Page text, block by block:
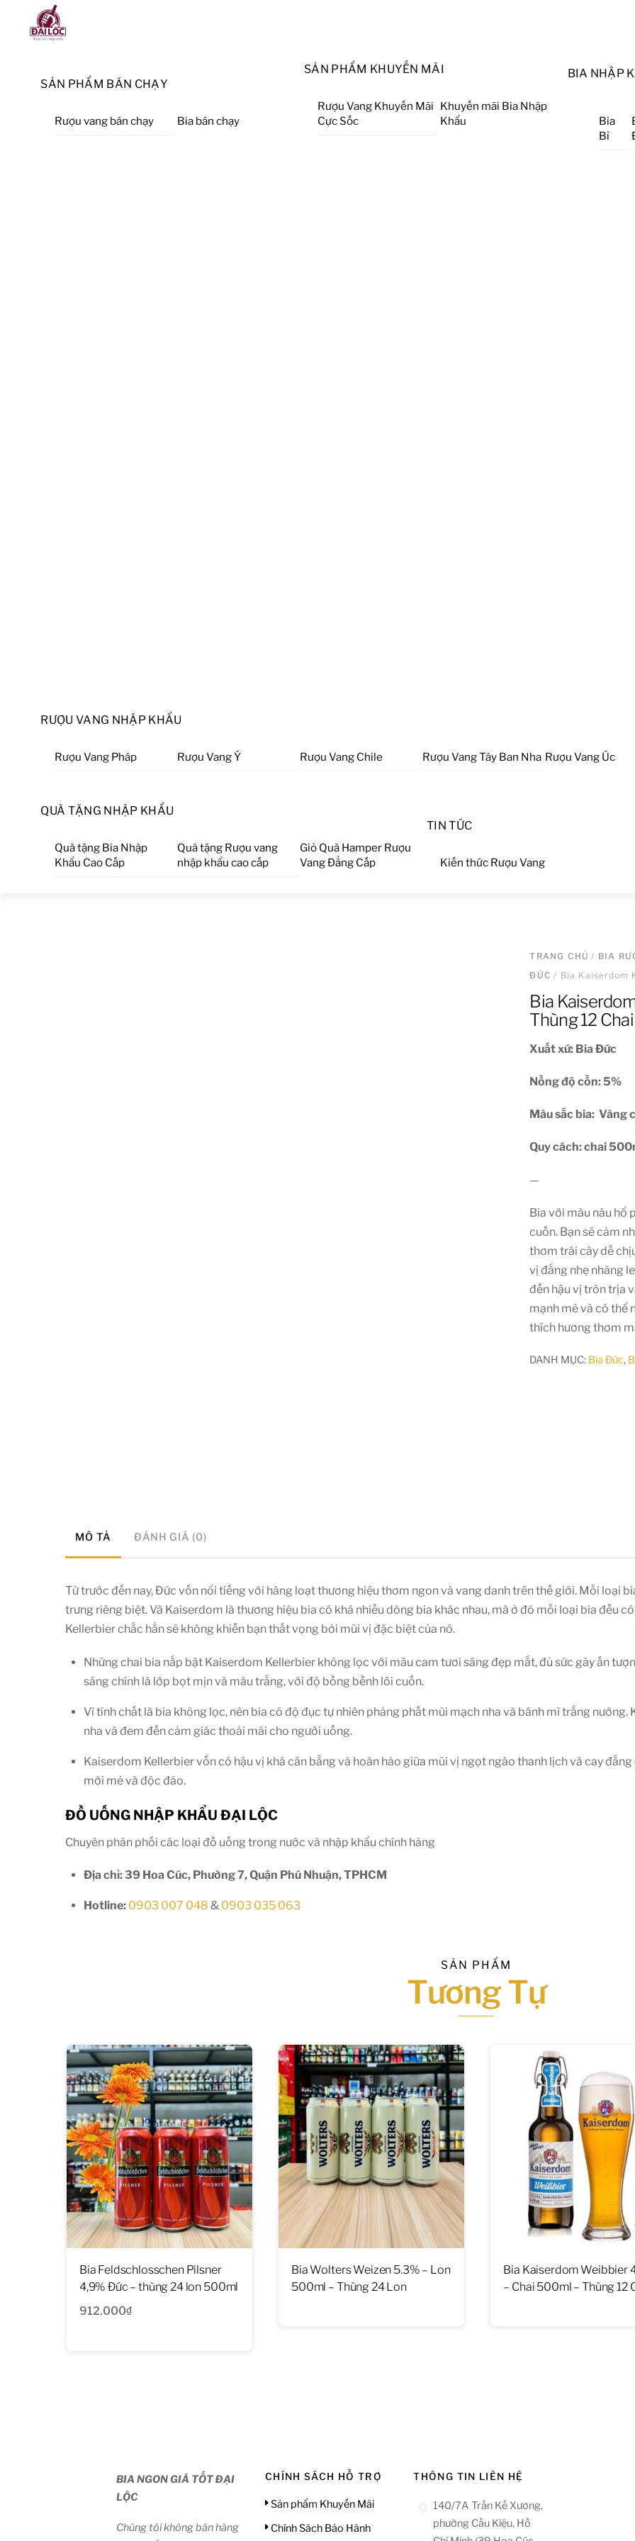
Menu
SẢN PHẨM BÁN CHẠY
Rượu vang bán chạy Bia bán chạy
SẢN PHẨM KHUYẾN MÃI
Rượu Vang Khuyến Mãi
Cực Sốc
Khuyến mãi Bia Nhập
Khẩu
BIA NHẬP
Bia
Bỉ
RƯỢU VANG NHẬP KHẨU
Rượu Vang Pháp Rượu Vang Ý Rượu Vang Chile Rượu Vang Tây Ban Nha Rượu Vang Úc
QUÀ TẶNG NHẬP KHẨU
Quà tặng Bia Nhập
Khẩu Cao Cấp
Quà tặng Rượu vang
nhập khẩu cao cấp
Giỏ Quà Hamper Rượu
Vang Đẳng Cấp
TIN TỨC
Kiến thức Rượu Vang
TRANG CHỦ / BIA
ĐỨC / Bia Kaiserdom
Bia
Thùng 12 Chai
Xuất xứ: Bia Đức
Nồng độ cồn: 5%
Màu sắc bia: Vàng
Quy cách: chai
—
Bia với màu nâu hổ
cuốn. Bạn sẽ cảm
thơm trái cây dễ
vị đắng nhẹ nhàng
đến hậu vị tròn trịa
mạnh mẽ và có thể
thích hương thơm
DANH MỤC: Bia Đức,
MÔ TẢ ĐÁNH GIÁ (0)
Từ trước đến nay, Đức vốn nổi tiếng với hàng loạt thương hiệu thơm ngon và vang danh trên thế giới. Mỗi loại
trưng riêng biệt. Và Kaiserdom là thương hiệu bia có khá nhiều dòng bia khác nhau, mà ở đó mỗi loại bia đều
Kellerbier chắc hẳn sẽ không khiến bạn thất vọng bởi mùi vị đặc biệt của nó.
Những chai bia nắp bật Kaiserdom Kellerbier không lọc với màu cam tươi sáng đẹp mắt, đủ sức gây ấn
sáng chính là lớp bọt mịn và màu trắng, với độ bồng bềnh lôi cuốn.
Vì tính chất là bia không lọc, nên bia có độ đục tự nhiên phảng phất mùi mạch nha và bánh mì trắng
nha và đem đến cảm giác thoải mái cho người uống.
Kaiserdom Kellerbier vốn có hậu vị khá cân bằng và hoàn hảo giữa mùi vị ngọt ngào thanh lịch và cay
mới mẻ và độc đáo.
ĐỒ UỐNG NHẬP KHẨU ĐẠI LỘC
Chuyên phân phối các loại đồ uống trong nước và nhập khẩu chính hãng
Địa chỉ: 39 Hoa Cúc, Phường 7, Quận Phú Nhuận, TPHCM
Hotline: 0903 007 048 & 0903 035 063
SẢN PHẨM
Tương Tự
Bia Feldschlosschen Pilsner
4,9% Đức – thùng 24 lon 500ml
912.000₫
Bia Wolters Weizen 5.3% – Lon
500ml – Thùng 24 Lon
Bia Kaiserdom Weibbier
– Chai 500ml – Thùng 12
BIA NGON GIÁ TỐT ĐẠI
LỘC
Chúng tôi không bán hàng
CHÍNH SÁCH HỖ TRỢ
Sản phẩm Khuyến Mãi
Chính Sách Bảo Hành
THÔNG TIN LIÊN HỆ
140/7A Trần Kế Xương,
phường Cầu Kiệu, Hồ